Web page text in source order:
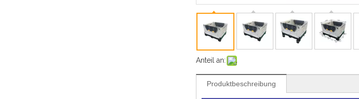
Anteil an:
Produktbeschreibung